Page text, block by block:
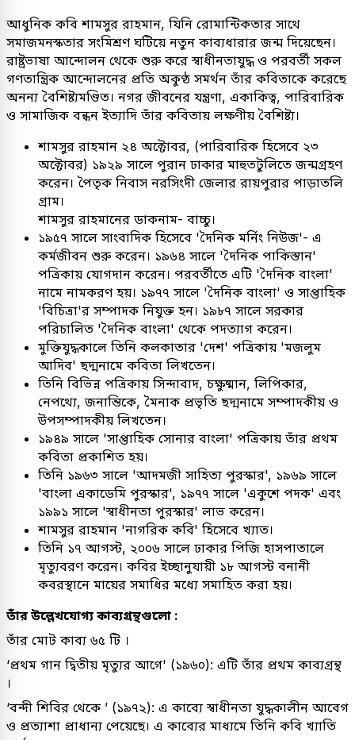
আধুনিক কবি শামসুর রাহমান, যিনি রোমান্টিকতার সাথে
সমাজমনস্কতার সংমিশ্রণ ঘটিয়ে নতুন কাব্যধারার জন্ম দিয়েছেন।
রাষ্ট্রভাষা আন্দোলন থেকে শুরু করে স্বাধীনতাযুদ্ধ ও পরবর্তী সকল
গণতান্ত্রিক আন্দোলনের প্রতি অকুণ্ঠ সমর্থন তাঁর কবিতাকে করেছে
অনন্য বৈশিষ্ট্যমণ্ডিত। নগর জীবনের যন্ত্রণা, একাকিত্ব, পারিবারিক
ও সামাজিক বন্ধন ইত্যাদি তাঁর কবিতায় লক্ষণীয় বৈশিষ্ট্য।
শামসুর রাহমান ২৪ অক্টোবর, (পারিবারিক হিসেবে ২৩
অক্টোবর) ১৯২৯ সালে পুরান ঢাকার মাহুতটুলিতে জন্মগ্রহণ
করেন। পৈতৃক নিবাস নরসিংদী জেলার রায়পুরার পাড়াতলি
গ্রাম।
শামসুর রাহমানের ডাকনাম- বাচ্চু।
১৯৫৭ সালে সাংবাদিক হিসেবে 'দৈনিক মর্নিং নিউজ'- এ
কর্মজীবন শুরু করেন। ১৯৬৪ সালে 'দৈনিক পাকিস্তান'
পত্রিকায় যোগদান করেন। পরবর্তীতে এটি 'দৈনিক বাংলা'
নামে নামকরণ হয়। ১৯৭৭ সালে 'দৈনিক বাংলা' ও সাপ্তাহিক
'বিচিত্রা'র সম্পাদক নিযুক্ত হন। ১৯৮৭ সালে সরকার
পরিচালিত 'দৈনিক বাংলা' থেকে পদত্যাগ করেন।
মুক্তিযুদ্ধকালে তিনি কলকাতার 'দেশ' পত্রিকায় 'মজলুম
আদিব' ছদ্মনামে কবিতা লিখতেন।
তিনি বিভিন্ন পত্রিকায় সিন্দাবাদ, চক্ষুষ্মান, লিপিকার,
নেপথ্যে, জনান্তিকে, মৈনাক প্রভৃতি ছদ্মনামে সম্পাদকীয় ও
উপসম্পাদকীয় লিখতেন।
১৯৪৯ সালে 'সাপ্তাহিক সোনার বাংলা' পত্রিকায় তাঁর প্রথম
কবিতা প্রকাশিত হয়।
তিনি ১৯৬৩ সালে 'আদমজী সাহিত্য পুরস্কার', ১৯৬৯ সালে
'বাংলা একাডেমি পুরস্কার', ১৯৭৭ সালে 'একুশে পদক' এবং
১৯৯১ সালে 'স্বাধীনতা পুরস্কার' লাভ করেন।
শামসুর রাহমান 'নাগরিক কবি' হিসেবে খ্যাত।
তিনি ১৭ আগস্ট, ২০০৬ সালে ঢাকার পিজি হাসপাতালে
মৃত্যুবরণ করেন। কবির ইচ্ছানুযায়ী ১৮ আগস্ট বনানী
কবরস্থানে মায়ের সমাধির মধ্যে সমাহিত করা হয়।
তাঁর উল্লেখযোগ্য কাব্যগ্রন্থগুলো :
তাঁর মোট কাব্য ৬৫ টি ।
‘প্রথম গান দ্বিতীয় মৃত্যুর আগে' (১৯৬০): এটি তাঁর প্রথম কাব্যগ্রন্থ
।
‘বন্দী শিবির থেকে ’ (১৯৭২): এ কাব্যে স্বাধীনতা যুদ্ধকালীন আবেগ
ও প্রত্যাশা প্রাধান্য পেয়েছে। এ কাব্যের মাধ্যমে তিনি কবি খ্যাতি